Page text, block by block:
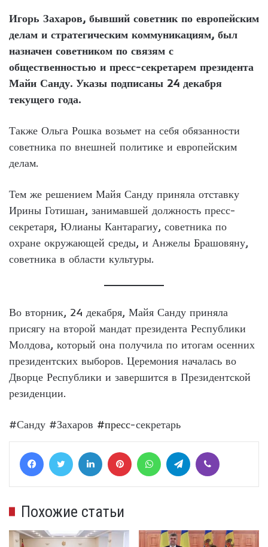
Игорь Захаров, бывший советник по европейским
делам и стратегическим коммуникациям, был
назначен советником по связям с
общественностью и пресс-секретарем президента
Майи Санду. Указы подписаны 24 декабря
текущего года.
Также Ольга Рошка возьмет на себя обязанности
советника по внешней политике и европейским
делам.
Тем же решением Майя Санду приняла отставку
Ирины Готишан, занимавшей должность пресс-
секретаря, Юлианы Кантарагиу, советника по
охране окружающей среды, и Анжелы Брашовяну,
советника в области культуры.
Во вторник, 24 декабря, Майя Санду приняла
присягу на второй мандат президента Республики
Молдова, который она получила по итогам осенних
президентских выборов. Церемония началась во
Дворце Республики и завершится в Президентской
резиденции.
#Санду #Захаров #пресс-секретарь
FacebookTwitter LinkedIn Pinterest WhatsAppTelegram
Похожие статьи